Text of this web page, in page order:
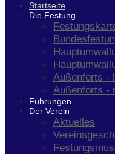
Startseite
Die Festung
Außenforts -
Außenforts -
Führungen
Der Verein
Aktuelles